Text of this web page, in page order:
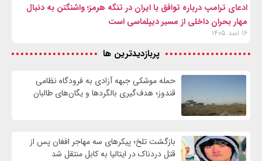
ادعای ترامپ درباره توافق با ایران در تنگه هرمز؛ واشنگتن به دنبال
مهار بحران داخلی از مسیر دیپلماسی است
۱۶ اسد ۱۴۰۵
پربازدیدترین ها
حمله موشکی جبهه آزادی به فرودگاه نظامی
قندوز؛ هدف‌گیری بالگردها و یگان‌های طالبان
بازگشت تلخ؛ پیکرهای سه مهاجر افغان پس از
قتل دردناک در ایتالیا به کابل منتقل شد